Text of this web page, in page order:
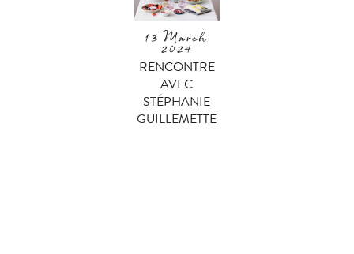
13 March
2024
RENCONTRE
AVEC
STÉPHANIE
GUILLEMETTE